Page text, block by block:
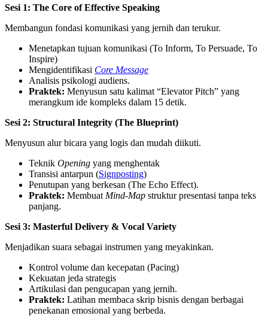
Sesi 1: The Core of Effective Speaking
Membangun fondasi komunikasi yang jernih dan terukur.
Menetapkan tujuan komunikasi (To Inform, To Persuade, To
Inspire)
Mengidentifikasi Core Message
Analisis psikologi audiens.
Praktek: Menyusun satu kalimat “Elevator Pitch” yang
merangkum ide kompleks dalam 15 detik.
Sesi 2: Structural Integrity (The Blueprint)
Menyusun alur bicara yang logis dan mudah diikuti.
Teknik Opening yang menghentak
Transisi antarpun (Signposting)
Penutupan yang berkesan (The Echo Effect).
Praktek: Membuat Mind-Map struktur presentasi tanpa teks
panjang.
Sesi 3: Masterful Delivery & Vocal Variety
Menjadikan suara sebagai instrumen yang meyakinkan.
Kontrol volume dan kecepatan (Pacing)
Kekuatan jeda strategis
Artikulasi dan pengucapan yang jernih.
Praktek: Latihan membaca skrip bisnis dengan berbagai
penekanan emosional yang berbeda.